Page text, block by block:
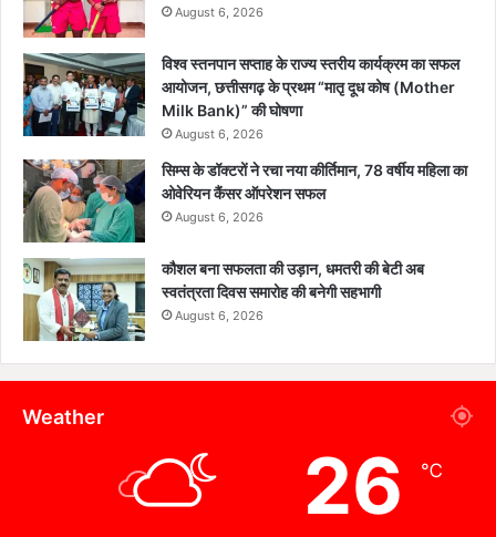
August 6, 2026
विश्व स्तनपान सप्ताह के राज्य स्तरीय कार्यक्रम का सफल
आयोजन, छत्तीसगढ़ के प्रथम “मातृ दूध कोष (Mother
Milk Bank)” की घोषणा
August 6, 2026
सिम्स के डॉक्टरों ने रचा नया कीर्तिमान, 78 वर्षीय महिला का
ओवेरियन कैंसर ऑपरेशन सफल
August 6, 2026
कौशल बना सफलता की उड़ान, धमतरी की बेटी अब
स्वतंत्रता दिवस समारोह की बनेगी सहभागी
August 6, 2026
Weather
26 ℃